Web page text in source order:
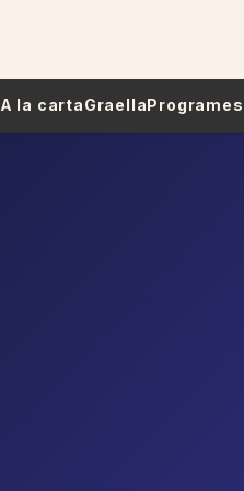
A la cartaGraellaProgrames